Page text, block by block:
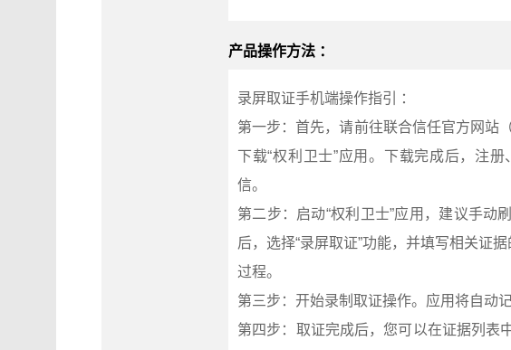
产品操作方法 ：
录屏取证手机端操作指引 ：
第一步：首先，请前往联合信任官方网站
下载“权利卫士”应用。下载完成后，注
信。
第二步：启动“权利卫士”应用，建议手动
后，选择“录屏取证”功能，并填写相关证
过程。
第三步：开始录制取证操作。应用将自动
第四步：取证完成后，您可以在证据列表